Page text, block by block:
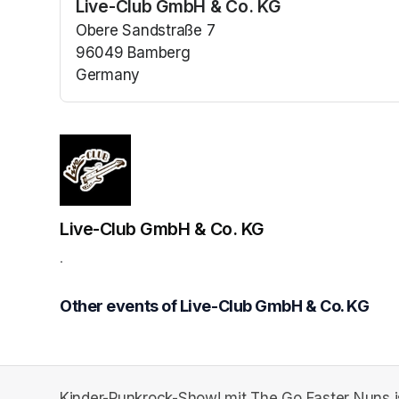
Live-Club GmbH & Co. KG
Obere Sandstraße 7
96049 Bamberg
Germany
Live-Club GmbH & Co. KG
.
Other events of Live-Club GmbH & Co. KG